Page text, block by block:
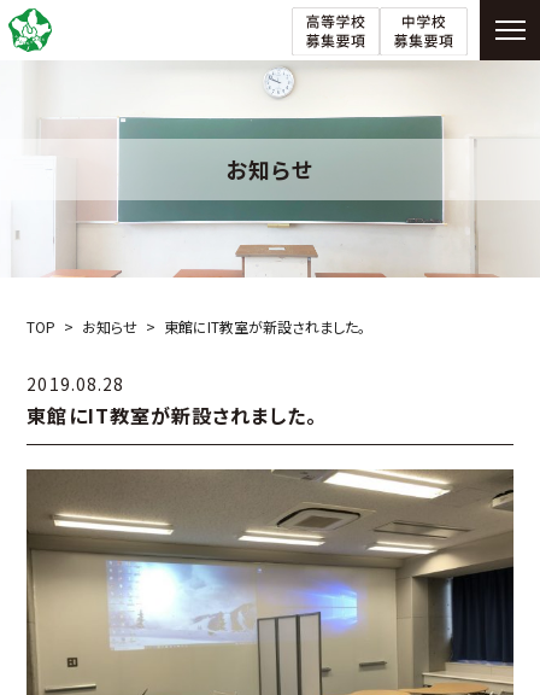
お知らせ
TOP お知らせ 東館にIT教室が新設されました。
2019.08.28
東館にIT教室が新設されました。